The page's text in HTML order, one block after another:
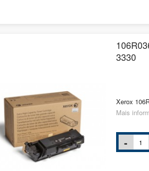
3330
Xerox
Mais